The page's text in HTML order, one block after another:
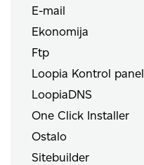
E-mail
Ekonomija
Ftp
Loopia Kontrol panel
LoopiaDNS
One Click Installer
Ostalo
Sitebuilder